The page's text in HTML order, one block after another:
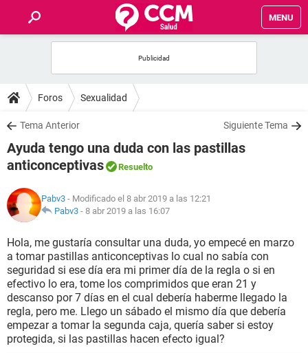
MENU
FOROS
SALUD
FAMILIA
NUTRICIÓN
SEXUALIDAD
GLOSARIO
Foros Sexualidad
Tema Anterior Siguiente Tema
Ayuda tengo una duda con las pastillas
anticonceptivas
Resuelto
Pabv3 - Modificado el 8 abr 2019 a las 12:21
Pabv3 - 8 abr 2019 a las 16:07
Hola, me gustaría consultar una duda, yo empecé en marzo
a tomar pastillas anticonceptivas lo cual no sabía con
seguridad si ese día era mi primer día de la regla o si en
efectivo lo era, tome los comprimidos que eran 21 y
descanso por 7 días en el cual debería haberme llegado la
regla, pero me. Llego un sábado el mismo día que debería
empezar a tomar la segunda caja, quería saber si estoy
protegida, si las pastillas hacen efecto igual?